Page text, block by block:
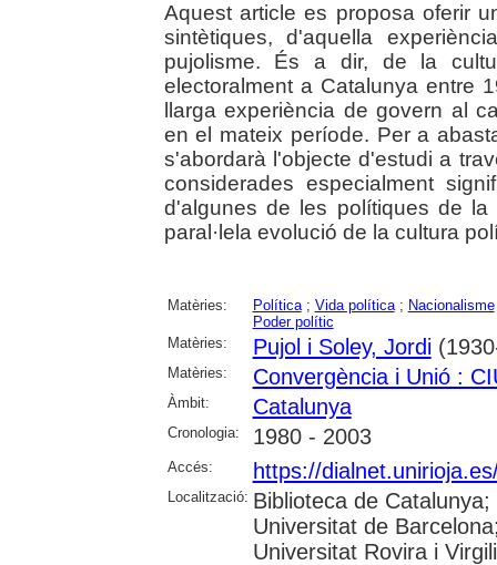
Aquest article es proposa oferir
sintètiques, d'aquella
pujolisme. És a dir, de la
electoralment a Catalunya entre
llarga experiència de govern al
en el mateix període. Per a
s'abordarà l'objecte d'estudi a
considerades especialment
d'algunes de les polítiques de
paral·lela evolució de la cultura
Matèries: Política; Vida política; Nacionalisme
Poder polític
Matèries:
Pujol i Soley, Jordi
Matèries: Convergència i Unió :
Àmbit: Catalunya
Cronologia: 1980 - 2003
Accés: https://
Localització: Biblioteca de
Universitat de
Universitat Rovira i